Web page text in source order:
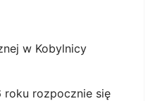
w Kobylnicy
roku rozpocznie się